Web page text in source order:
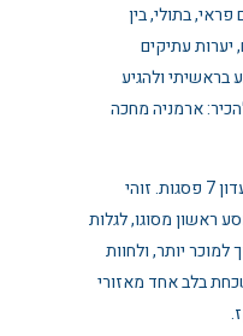
בתולי, בין
יערות עתיקים
בראשיתי ולהגיע
ארמניה מחכה
זהו מסע פיילוט ייחודי של מועדון 7 פסגות. זוהי
ראשון מסוגו, לגלות
למוכר יותר, ולחוות
בלב אחד מאזורי